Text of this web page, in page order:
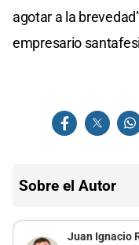
agotar a la
empresario
Sobre el Autor
Juan Ignacio